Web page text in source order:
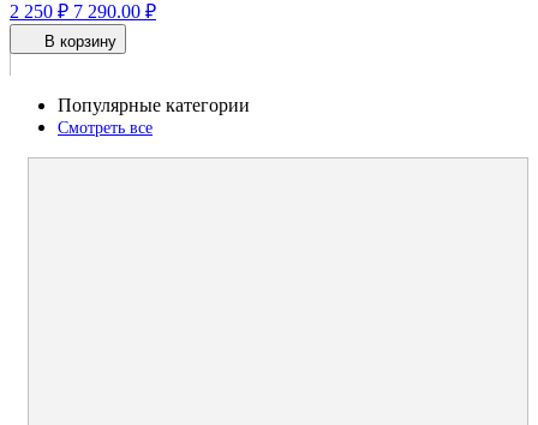
2 250 ₽ 7 290.00 ₽
В корзину
Популярные категории
Смотреть все